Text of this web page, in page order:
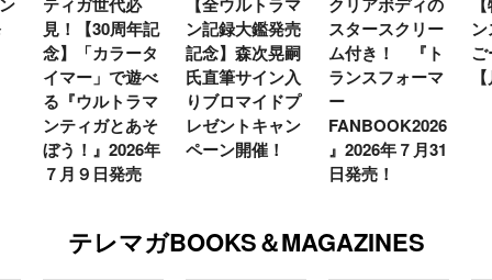
見！【30周年記
念】「カラータ
イマー」で遊べ
る『ウルトラマ
ンティガとあそ
ぼう！』2026年
７月９日発売
ン記録大鑑発売
記念】森次晃嗣
氏直筆サイン入
りブロマイドプ
レゼントキャン
ペーン開催！
スタースクリー
ム付き！ 『ト
ランスフォーマ
ー
FANBOOK2026
』2026年７月31
日発売！
テレマガBOOKS＆MAGAZINES